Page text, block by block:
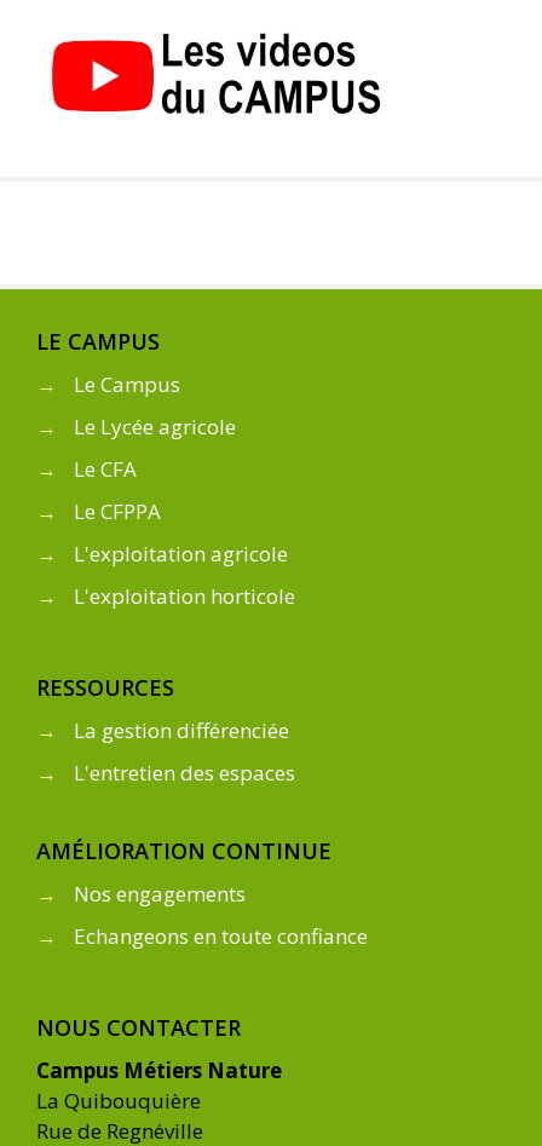
LE CAMPUS
→
Le Campus
→
Le Lycée agricole
→
Le CFA
→
Le CFPPA
→
L'exploitation agricole
→
L'exploitation horticole
RESSOURCES
→
La gestion différenciée
→
L'entretien des espaces
AMÉLIORATION CONTINUE
→
Nos engagements
→
Echangeons en toute confiance
NOUS CONTACTER
Campus Métiers Nature
La Quibouquière
Rue de Regnéville